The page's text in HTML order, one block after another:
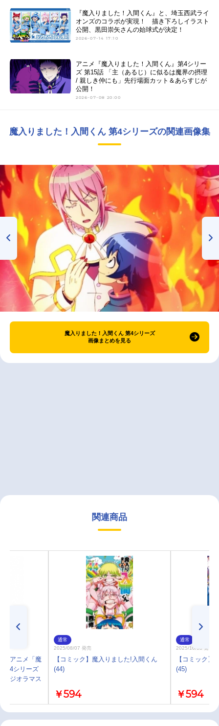
『魔入りました！入間くん』と、埼玉西武ライ
オンズのコラボが実現！ 描き下ろしイラスト
公開、黒田崇矢さんの始球式が決定！
2026-07-14 17:10
アニメ『魔入りました！入間くん』第4シリー
ズ 第15話 「主（あるじ）に似るは魔界の摂理
/ 親しき仲にも」先行場面カット＆あらすじが
公開！
2026-07-08 20:00
魔入りました！入間くん 第4シリーズの関連画像集
魔入りました！入間くん 第4シリーズ
画像まとめを見る
関連商品
】アニメ「魔
第4シリーズ
ルジオラマス
通常
2025/08/07 発売
【コミック】魔入りました!入間くん
(44)
￥594
通常
2025/10/08 発売
【コミック】
(45)
￥594